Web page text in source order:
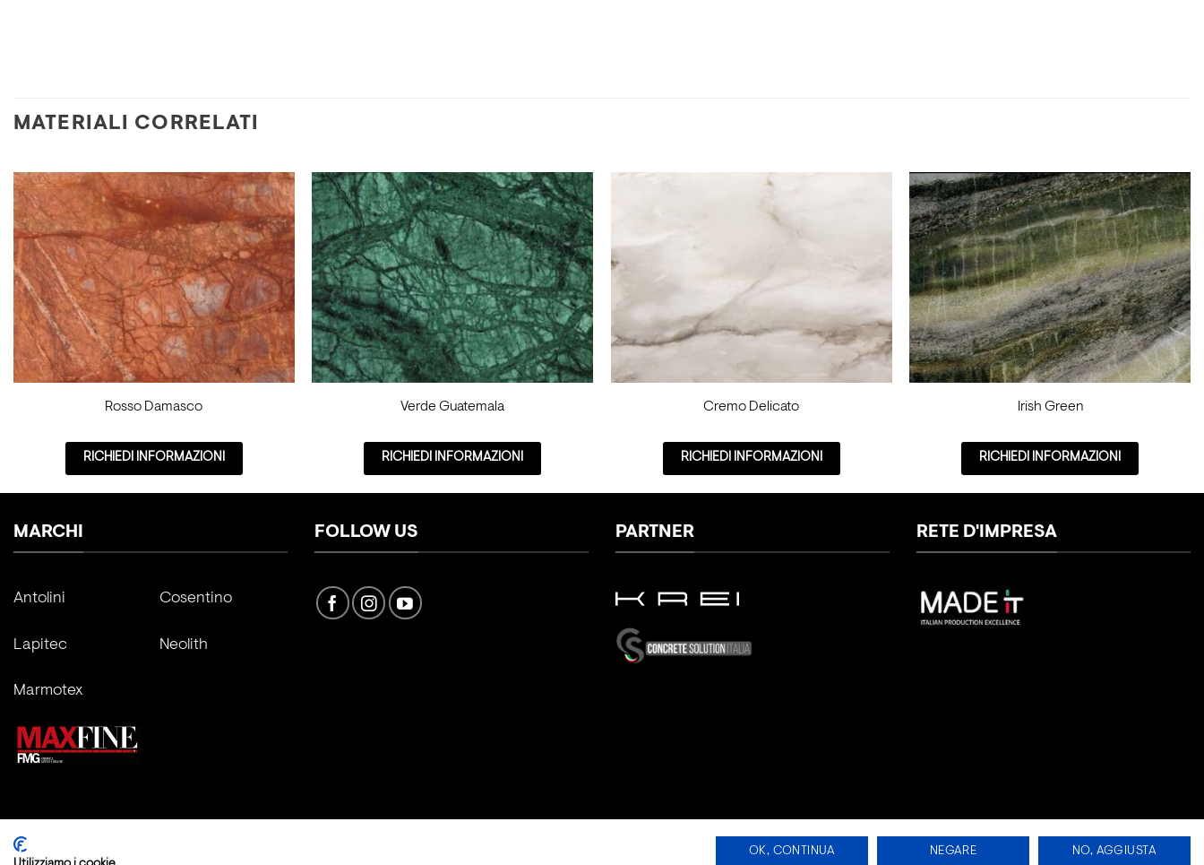
MATERIALI CORRELATI
Rosso Damasco
RICHIEDI INFORMAZIONI
Verde Guatemala
RICHIEDI INFORMAZIONI
Cremo Delicato
RICHIEDI INFORMAZIONI
Irish Green
RICHIEDI INFORMAZIONI
MARCHI
Antolini
Lapitec
Marmotex
Cosentino
Neolith
FOLLOW US PARTNER RETE D'IMPRESA
Copyright 2026 © OK, CONTINUA NEGARE NO, AGGIUSTA